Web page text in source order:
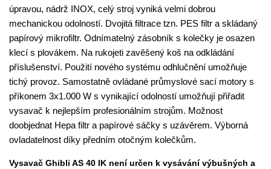
úpravou, nádrž INOX, celý stroj vyniká velmi dobrou
mechanickou odolností. Dvojitá filtrace tzn. PES filtr a skládaný
papírový mikrofiltr. Odnímatelný zásobník s kolečky je osazen
klecí s plovákem. Na rukojeti zavěšený koš na odkládání
příslušenství. Použití nového systému odhlučnění umožňuje
tichý provoz. Samostatně ovládané průmyslové sací motory s
příkonem 3x1.000 W s vynikající odolností umožňují přiřadit
vysavač k nejlepším profesionálním strojům. Možnost
doobjednat Hepa filtr a papírové sáčky s uzávěrem. Výborná
ovladatelnost díky předním otočným kolečkům.
Vysavač Ghibli AS 40 IK není určen k vysávání výbušných a